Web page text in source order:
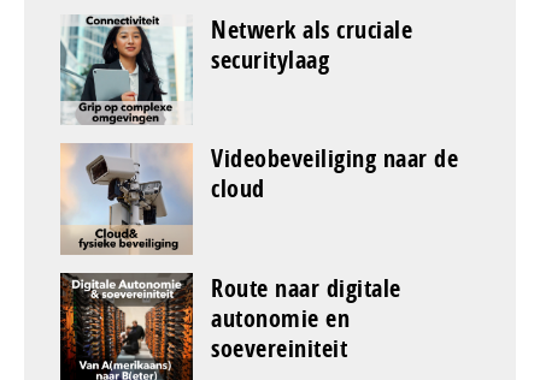
Netwerk als cruciale
securitylaag
Videobeveiliging naar de
cloud
Route naar digitale
autonomie en
soevereiniteit